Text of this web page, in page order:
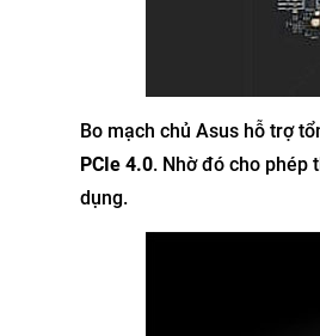
Bo mạch chủ Asus hỗ trợ
PCIe 4.0. Nhờ đó cho phép
dụng.